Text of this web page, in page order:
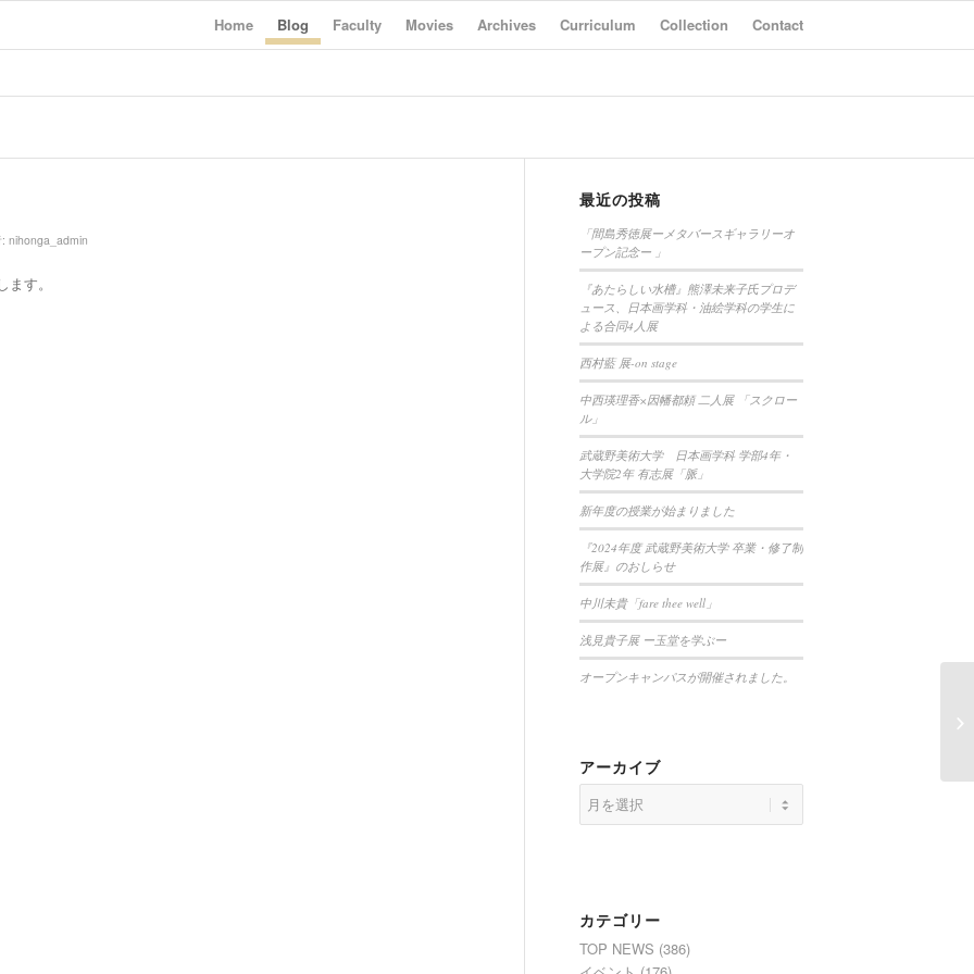
Home Blog Faculty Movies Archives Curriculum Collection Contact
nihonga_admin
す。
最近の投稿
「間島秀徳展ーメタバースギャラリーオ
ープン記念ー 」
『あたらしい水槽』熊澤未来子氏プロデ
ュース、日本画学科・油絵学科の学生に
よる合同4人展
西村藍 展-on stage
中西瑛理香×因幡都頼 二人展 「スクロー
ル」
武蔵野美術大学 日本画学科 学部4年・
大学院2年 有志展「脈」
新年度の授業が始まりました
『2024年度 武蔵野美術大学 卒業・修了制
作展』のおしらせ
中川未貴「fare thee well」
浅見貴子展 ー玉堂を学ぶー
オープンキャンパスが開催されました。
アーカイブ
カテゴリー
TOP NEWS (386)